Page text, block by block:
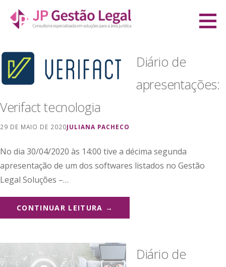
direto
conteúdo
Diário de
apresentações:
Verifact tecnologia
29 DE MAIO DE 2020JULIANA PACHECO
No dia 30/04/2020 às 14:00 tive a décima segunda
apresentação de um dos softwares listados no Gestão
Legal Soluções –…
CONTINUAR LEITURA →
Diário de